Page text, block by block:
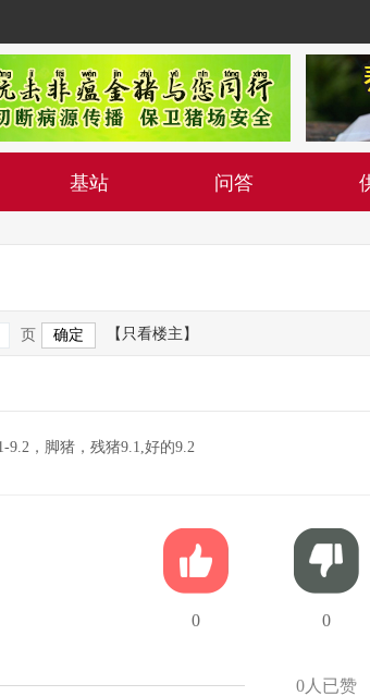
基站 问答
页 【只看楼主】
9.2，脚猪，残猪9.1,好的9.2
0 0
0 人已赞